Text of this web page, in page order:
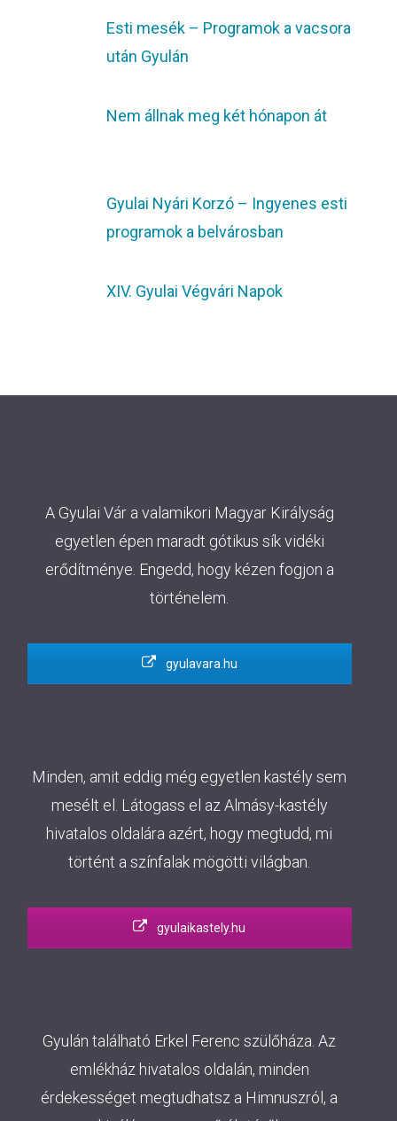
Esti mesék – Programok a vacsora
után Gyulán
Nem állnak meg két hónapon át
Gyulai Nyári Korzó – Ingyenes esti
programok a belvárosban
XIV. Gyulai Végvári Napok
A Gyulai Vár a valamikori Magyar Királyság
egyetlen épen maradt gótikus sík vidéki
erődítménye. Engedd, hogy kézen fogjon a
történelem.
gyulavara.hu
Minden, amit eddig még egyetlen kastély sem
mesélt el. Látogass el az Almásy-kastély
hivatalos oldalára azért, hogy megtudd, mi
történt a színfalak mögötti világban.
gyulaikastely.hu
Gyulán található Erkel Ferenc szülőháza. Az
emlékház hivatalos oldalán, minden
érdekességet megtudhatsz a Himnuszról, a